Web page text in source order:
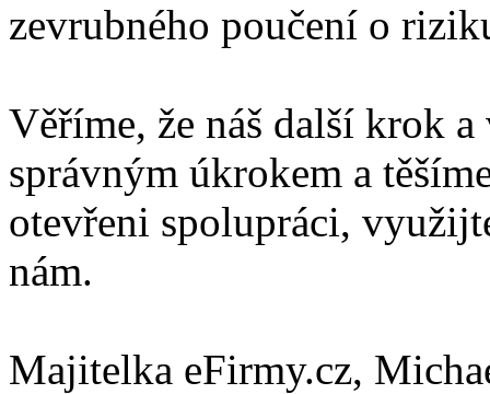
zevrubného poučení o
Věříme, že náš další krok
správným úkrokem a
otevřeni spolupráci,
nám.
Majitelka eFirmy.cz,